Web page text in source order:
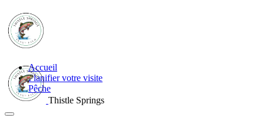
Accueil
Planifier votre visite
Pêche
Thistle Springs